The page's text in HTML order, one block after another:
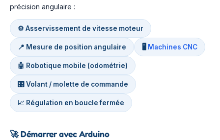
précision angulaire :
⚙️ Asservissement de vitesse moteur
📍 Mesure de position angulaire 🖥️ Machines CNC
🤖 Robotique mobile (odométrie)
🎛️ Volant / molette de commande
📈 Régulation en boucle fermée
🚀Démarrer avec Arduino